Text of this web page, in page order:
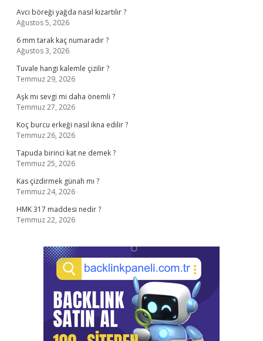
Avcı böreği yağda nasıl kızartılır ?
Ağustos 5, 2026
6 mm tarak kaç numaradır ?
Ağustos 3, 2026
Tuvale hangi kalemle çizilir ?
Temmuz 29, 2026
Aşk mı sevgi mi daha önemli ?
Temmuz 27, 2026
Koç burcu erkeği nasıl ikna edilir ?
Temmuz 26, 2026
Tapuda birinci kat ne demek ?
Temmuz 25, 2026
Kas çizdirmek günah mı ?
Temmuz 24, 2026
HMK 317 maddesi nedir ?
Temmuz 22, 2026